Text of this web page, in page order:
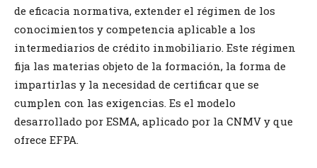
de eficacia normativa, extender el régimen de los
conocimientos y competencia aplicable a los
intermediarios de crédito inmobiliario. Este régimen
fija las materias objeto de la formación, la forma de
impartirlas y la necesidad de certificar que se
cumplen con las exigencias. Es el modelo
desarrollado por ESMA, aplicado por la CNMV y que
ofrece EFPA.